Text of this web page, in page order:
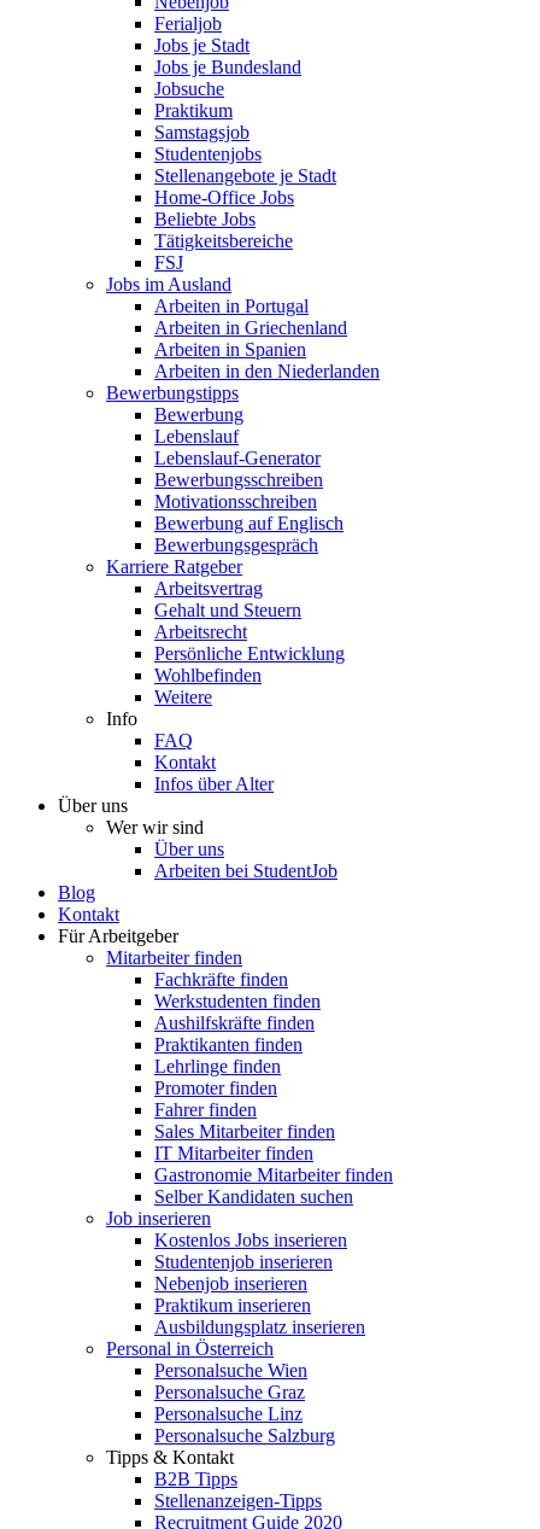
Ferialjob
Jobs je Stadt
Jobs je Bundesland
Jobsuche
Praktikum
Samstagsjob
Studentenjobs
Stellenangebote je Stadt
Home-Office Jobs
Beliebte Jobs
Tätigkeitsbereiche
FSJ
Jobs im Ausland
Arbeiten in Portugal
Arbeiten in Griechenland
Arbeiten in Spanien
Arbeiten in den Niederlanden
Bewerbungstipps
Bewerbung
Lebenslauf
Lebenslauf-Generator
Bewerbungsschreiben
Motivationsschreiben
Bewerbung auf Englisch
Bewerbungsgespräch
Karriere Ratgeber
Arbeitsvertrag
Gehalt und Steuern
Arbeitsrecht
Persönliche Entwicklung
Wohlbefinden
Weitere
Info
FAQ
Kontakt
Infos über Alter
Über uns
Wer wir sind
Über uns
Arbeiten bei StudentJob
Blog
Kontakt
Für Arbeitgeber
Mitarbeiter finden
Fachkräfte finden
Werkstudenten finden
Aushilfskräfte finden
Praktikanten finden
Lehrlinge finden
Promoter finden
Fahrer finden
Sales Mitarbeiter finden
IT Mitarbeiter finden
Gastronomie Mitarbeiter finden
Selber Kandidaten suchen
Job inserieren
Kostenlos Jobs inserieren
Studentenjob inserieren
Nebenjob inserieren
Praktikum inserieren
Ausbildungsplatz inserieren
Personal in Österreich
Personalsuche Wien
Personalsuche Graz
Personalsuche Linz
Personalsuche Salzburg
Tipps & Kontakt
B2B Tipps
Stellenanzeigen-Tipps
Recruitment Guide 2020